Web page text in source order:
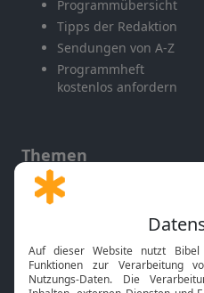
Programmübersicht
Tipps der Redaktion
Sendungen von A-Z
Programmheft
kostenlos anfordern
Themen
Gott und Bibel erklärt
Neuigkeiten